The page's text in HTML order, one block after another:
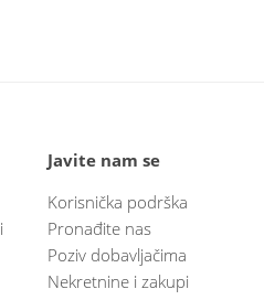
Javite nam se
Korisnička podrška
Pronađite nas
Poziv dobavljačima
Nekretnine i zakupi